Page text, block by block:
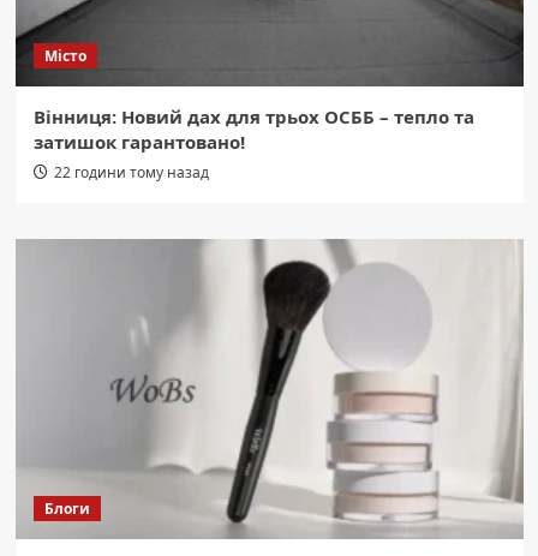
Місто
Вінниця: Новий дах для трьох ОСББ – тепло та
затишок гарантовано!
22 години тому назад
Блоги